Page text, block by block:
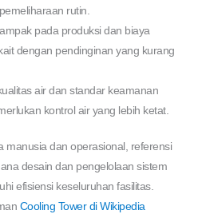
rutin.
pada produksi dan biaya
dengan pendinginan yang kurang
air dan standar keamanan
kontrol air yang lebih ketat.
manusia dan operasional, referensi
desain dan pengelolaan sistem
efisiensi keseluruhan fasilitas.
Cooling Tower di Wikipedia